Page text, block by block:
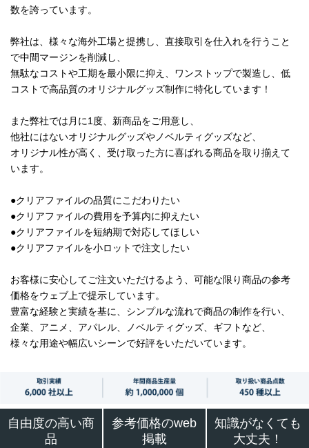
数を誇っています。
弊社は、様々な海外工場と提携し、直接取引を仕入れを行うこと
で中間マージンを削減し、
無駄なコストや工期を最小限に抑え、ワンストップで製造し、低
コストで高品質のオリジナルグッズ制作に特化しています！
また弊社では月に1度、新商品をご用意し、
他社にはないオリジナルグッズやノベルティグッズなど、
オリジナル性が高く、受け取った方に喜ばれる商品を取り揃えて
います。
●クリアファイルの品質にこだわりたい
●クリアファイルの費用を予算内に抑えたい
●クリアファイルを短納期で対応してほしい
●クリアファイルを小ロットで注文したい
お客様に安心してご注文いただけるよう、可能な限り商品の参考
価格をウェブ上で提示しています。
豊富な経験と実績を基に、シンプルな流れで商品の制作を行い、
企業、アニメ、アパレル、ノベルティグッズ、ギフトなど、
様々な用途や幅広いシーンで好評をいただいています。
自由度の高い商
品
参考価格のweb
掲載
知識がなくても
大丈夫！